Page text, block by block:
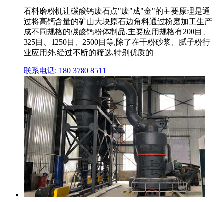
石料磨粉机让碳酸钙废石点"废"成"金"的主要原理是通
过将高钙含量的矿山大块原石边角料通过粉磨加工生产
成不同规格的碳酸钙粉体制品,主要应用规格有200目、
325目、1250目、2500目等,除了在干粉砂浆、腻子粉行
业应用外,经过不断的筛选,特别优质的
联系电话: 180 3780 8511